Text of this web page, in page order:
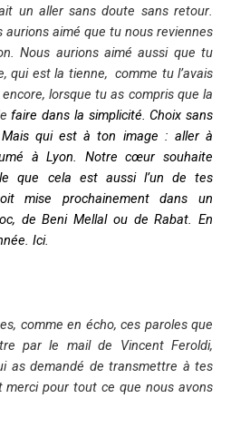
un aller sans doute sans retour.
aurions aimé que tu nous reviennes
Nous aurions aimé aussi que tu
qui est la tienne, comme tu l’avais
lorsque tu as compris que la
faire dans la simplicité. Choix sans
qui est à ton image : aller à
à Lyon. Notre cœur souhaite
que cela est aussi l’un de tes
mise prochainement dans un
de Beni Mellal ou de Rabat. En
Ici.
comme en écho, ces paroles que
par le mail de Vincent Feroldi,
as demandé de transmettre à tes
merci pour tout ce que nous avons